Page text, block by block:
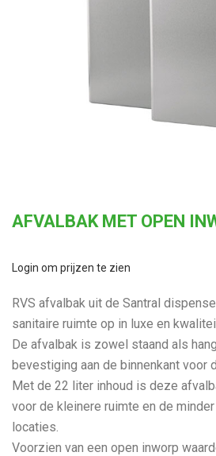
AFVALBAK MET OPEN
Login om prijzen te zien
RVS afvalbak uit de Santral
sanitaire ruimte op in luxe en
De afvalbak is zowel staand als
bevestiging aan de binnenkant voor
Met de 22 liter inhoud is deze
voor de kleinere ruimte en de
locaties.
Voorzien van een open inworp